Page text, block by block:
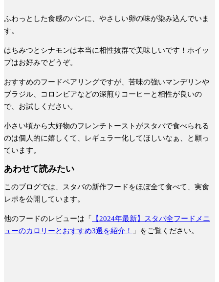
ふわっとした食感のパンに、やさしい卵の味が染み込んでいま
す。
はちみつとシナモンは本当に相性抜群で美味しいです！ホイッ
プはお好みでどうぞ。
おすすめのフードペアリングですが、苦味の強いマンデリンや
ブラジル、コロンビアなどの深煎りコーヒーと相性が良いの
で、お試しください。
小さい頃から大好物のフレンチトーストがスタバで食べられる
のは個人的に嬉しくて、レギュラー化してほしいなぁ、と願っ
ています。
あわせて読みたい
このブログでは、スタバの新作フードをほぼ全て食べて、実食
レポを公開しています。
他のフードのレビューは「
【2024年最新】スタバ全フードメニ
ューのカロリーとおすすめ3選を紹介！
」をご覧ください。